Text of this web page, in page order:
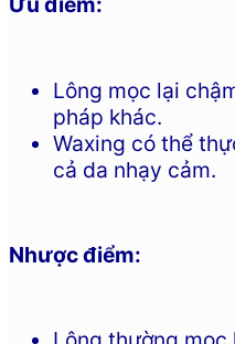
Lông mọc lại
pháp khác.
Waxing có thể
cả da nhạy cảm.
Nhược điểm: